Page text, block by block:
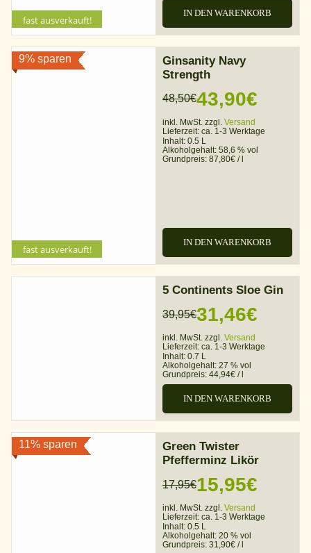
fast ausverkauft!
IN DEN WARENKORB
9% sparen
fast ausverkauft!
Ginsanity Navy
Strength
48,50€
Ursprünglicher
Preis
war:
43,90€
Aktueller
Preis
ist:
inkl. MwSt. zzgl. Versand
Lieferzeit: ca. 1-3 Werktage
Inhalt: 0.5 L
Alkoholgehalt: 58,6 % vol
Grundpreis: 87,80€ /l
IN DEN WARENKORB
5 Continents Sloe Gin
39,95€
Ursprünglicher
Preis
war:
39,95€
31,46€
Aktueller
Preis
ist:
31,46€.
inkl. MwSt. zzgl. Versand
Lieferzeit: ca. 1-3 Werktage
Inhalt: 0.7 L
Alkoholgehalt: 27 % vol
Grundpreis: 44,94€ /
IN DEN WARENKORB
11% sparen
Green Twister
Pfefferminz Likör
17,95€
Ursprünglicher
Preis
war:
15,95€
Aktueller
Preis
ist:
inkl. MwSt. zzgl. Versand
Lieferzeit: ca. 1-3 Werktage
Inhalt: 0.5 L
Alkoholgehalt: 20 % vol
Grundpreis: 31,90€ /